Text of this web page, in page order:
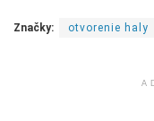
Značky: otvorenie haly